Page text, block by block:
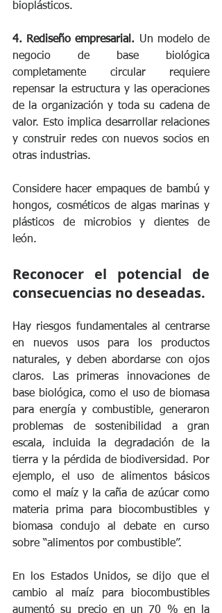
bioplásticos.
4. Rediseño empresarial. Un modelo de
negocio de base biológica
completamente circular requiere
repensar la estructura y las operaciones
de la organización y toda su cadena de
valor. Esto implica desarrollar relaciones
y construir redes con nuevos socios en
otras industrias.
Considere hacer empaques de bambú y
hongos, cosméticos de algas marinas y
plásticos de microbios y dientes de
león.
Reconocer el potencial de
consecuencias no deseadas.
Hay riesgos fundamentales al centrarse
en nuevos usos para los productos
naturales, y deben abordarse con ojos
claros. Las primeras innovaciones de
base biológica, como el uso de biomasa
para energía y combustible, generaron
problemas de sostenibilidad a gran
escala, incluida la degradación de la
tierra y la pérdida de biodiversidad. Por
ejemplo, el uso de alimentos básicos
como el maíz y la caña de azúcar como
materia prima para biocombustibles y
biomasa condujo al debate en curso
sobre “alimentos por combustible”.
En los Estados Unidos, se dijo que el
cambio al maíz para biocombustibles
aumentó su precio en un 70 % en la